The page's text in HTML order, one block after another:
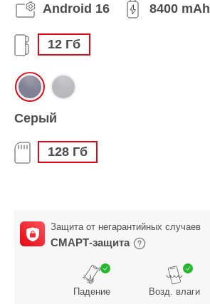
Android 16 8400 mAh
12 Гб
Серый
128 Гб
Защита от негарантийных случаев
СМАРТ-защита
Падение Возд. влаги